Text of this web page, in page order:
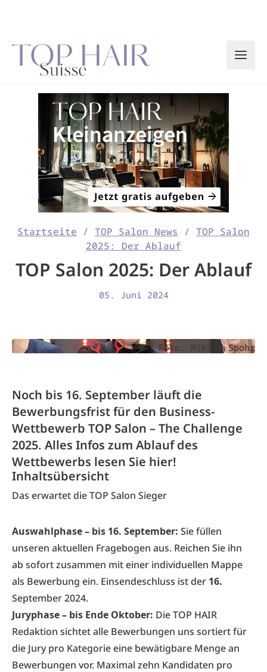
Startseite / TOP Salon News / TOP Salon
2025: Der Ablauf
TOP Salon 2025: Der Ablauf
05. Juni 2024
Foto: Miklas Spohr
Noch bis 16. September läuft die
Bewerbungsfrist für den Business-
Wettbewerb TOP Salon – The Challenge
2025. Alles Infos zum Ablauf des
Wettbewerbs lesen Sie hier!
Inhaltsübersicht
Das erwartet die TOP Salon Sieger
Auswahlphase – bis 16. September: Sie füllen
unseren aktuellen Fragebogen aus. Reichen Sie ihn
ab sofort zusammen mit einer individuellen Mappe
als Bewerbung ein. Einsendeschluss ist der 16.
September 2024.
Juryphase – bis Ende Oktober: Die TOP HAIR
Redaktion sichtet alle Bewerbungen uns sortiert für
die Jury pro Kategorie eine bewätigbare Menge an
Bewerbungen vor. Maximal zehn Kandidaten pro